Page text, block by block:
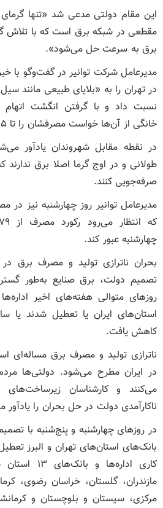
این مقام دولتی مدعی شد «تنها
مقطعی در شبکه برق است که با تلاش
برق به سرعت حل می‌شود».
مدیرعامل شرکت توانیر در گفت‌وگو با
در تهران را به «بلایای طبیعی مانند
نسبت داد و با گرفتن انگشت
خانگی از آن‌ها خواست مصرفشان را تا ۱۵ درصد کاهش دهند.
در نقطه مقابل شهروندان یادآور
طولانی و در اوج گرما اصلا برق
صرفه‌جویی کنند.
مدیرعامل توانیر روز چهارشنبه نیز در
چهارشنبه عبور کند.
بحران ناترازی تولید و مصرف برق در
تصمیم دولت، برق صنایع به‌طور
روزهای متوالی هفته‌های اخیر
استان‌های ایران یا تعطیل شدند
کاهش یافت.
ناترازی تولید و مصرف برق مساله‌ای
در ایران مطرح می‌شود. دولتی‌ها
می‌کنند و کارشناسان
ناکارآمدی دولت در حل بحران را یادآور
در روزهای چهارشنبه و پنج‌شنبه با
بانک‌های استان‌های تهران و البرز
کاری
مازندران، گلستان، خراسان رضوی،
مرکزی، سیستان و بلوچستان و